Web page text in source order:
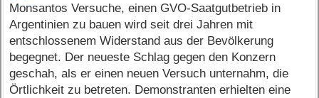
Monsantos Versuche, einen GVO-Saatgutbetrieb in
Argentinien zu bauen wird seit drei Jahren mit
entschlossenem Widerstand aus der Bevölkerung
begegnet. Der neueste Schlag gegen den Konzern
geschah, als er einen neuen Versuch unternahm, die
Örtlichkeit zu betreten. Demonstranten erhielten eine